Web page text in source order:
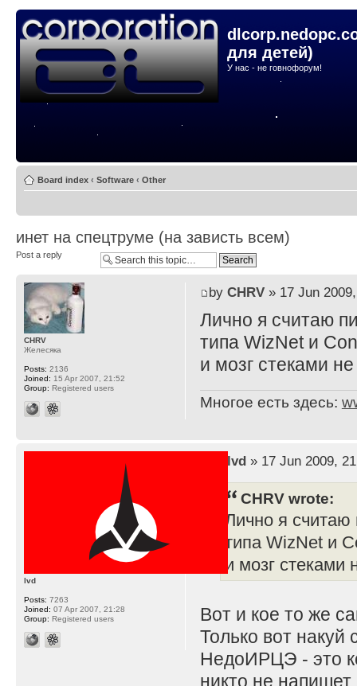
для детей)
У нас - не говнофорум!
Board index ‹ Software ‹ Other
инет на спецтруме (на зависть всем)
Post a reply
by CHRV» 17 Jun
Лично я считаю
типа WizNet и
и мозг стеками
Многое есть здесь:
CHRV
Желесяка
Posts: 2136
Joined: 15 Apr 2007, 21:52
Group: Registered users
lvd» 17 Jun 2009,
CHRV wrote:
Лично я считаю
типа WizNet и
и мозг стеками
Вот и кое то же
Только вот накуй
НедоИРЦЭ - это
никто не
lvd
Posts: 7263
Joined: 07 Apr 2007, 21:28
Group: Registered users